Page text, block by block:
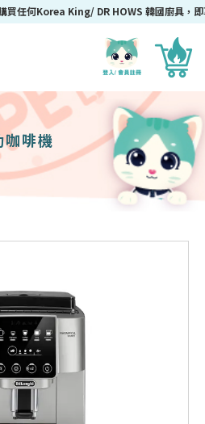
買任何Korea King/ DR HOWS 韓國廚具，
啡機